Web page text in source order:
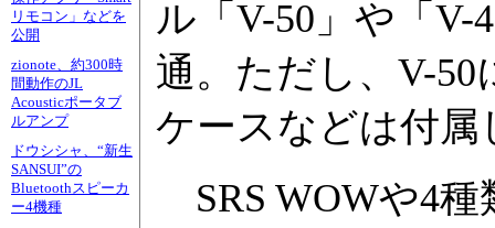
リモコン」などを
公開
zionote、約300時
間動作のJL
Acousticポータブ
ルアンプ
ドウシシャ、“新生
SANSUI”の
Bluetoothスピーカ
ー4機種
ル「V-50」や「V-
通。ただし、V-
ケースなどは付属
SRS WOWや4